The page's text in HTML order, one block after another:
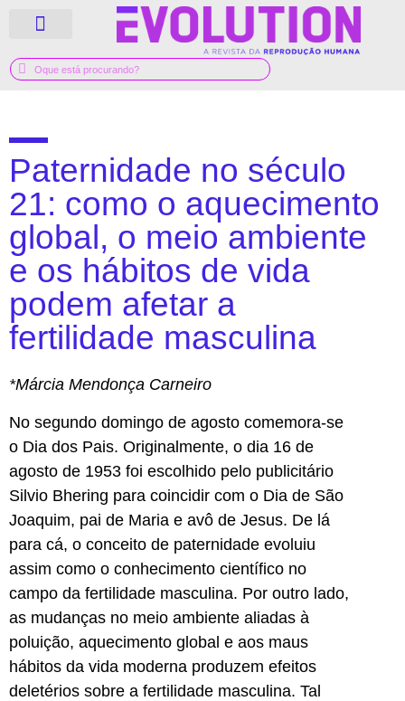
Paternidade no século
21: como o aquecimento
global, o meio ambiente
e os hábitos de vida
podem afetar a
fertilidade masculina
*Márcia Mendonça Carneiro
No segundo domingo de agosto comemora-se
o Dia dos Pais. Originalmente, o dia 16 de
agosto de 1953 foi escolhido pelo publicitário
Silvio Bhering para coincidir com o Dia de São
Joaquim, pai de Maria e avô de Jesus. De lá
para cá, o conceito de paternidade evoluiu
assim como o conhecimento científico no
campo da fertilidade masculina. Por outro lado,
as mudanças no meio ambiente aliadas à
poluição, aquecimento global e aos maus
hábitos da vida moderna produzem efeitos
deletérios sobre a fertilidade masculina. Tal